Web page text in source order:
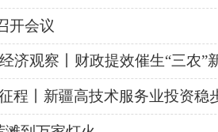
开会议
济观察丨财政提效催生“三农”
程丨新疆高技术服务业投资稳